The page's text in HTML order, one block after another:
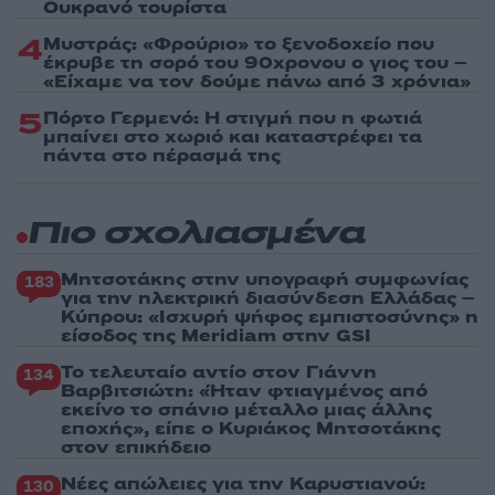
Ουκρανό τουρίστα
4Μυστράς: «Φρούριο» το ξενοδοχείο που
έκρυβε τη σορό του 90χρονου ο γιος του –
«Είχαμε να τον δούμε πάνω από 3 χρόνια»
5Πόρτο Γερμενό: Η στιγμή που η φωτιά
μπαίνει στο χωριό και καταστρέφει τα
πάντα στο πέρασμά της
Πιο σχολιασμένα
183 Μητσοτάκης στην υπογραφή συμφωνίας
για την ηλεκτρική διασύνδεση Ελλάδας –
Κύπρου: «Ισχυρή ψήφος εμπιστοσύνης» η
είσοδος της Meridiam στην GSI
134 Το τελευταίο αντίο στον Γιάννη
Βαρβιτσιώτη: «Ήταν φτιαγμένος από
εκείνο το σπάνιο μέταλλο μιας άλλης
εποχής», είπε ο Κυριάκος Μητσοτάκης
στον επικήδειο
130 Νέες απώλειες για την Καρυστιανού: